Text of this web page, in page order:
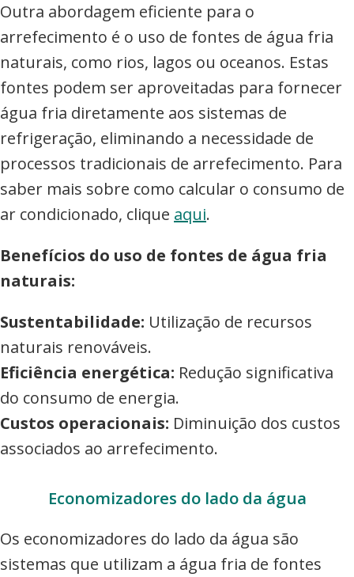
Outra abordagem eficiente para o
arrefecimento é o uso de fontes de água fria
naturais, como rios, lagos ou oceanos. Estas
fontes podem ser aproveitadas para fornecer
água fria diretamente aos sistemas de
refrigeração, eliminando a necessidade de
processos tradicionais de arrefecimento. Para
saber mais sobre como calcular o consumo de
ar condicionado, clique aqui.
Benefícios do uso de fontes de água fria
naturais:
Sustentabilidade: Utilização de recursos
naturais renováveis.
Eficiência energética: Redução significativa
do consumo de energia.
Custos operacionais: Diminuição dos custos
associados ao arrefecimento.
Economizadores do lado da água
Os economizadores do lado da água são
sistemas que utilizam a água fria de fontes